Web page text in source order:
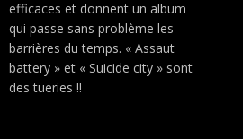
efficaces et donnent un album
qui passe sans problème les
barrières du temps. « Assaut
battery » et « Suicide city » sont
des tueries !!